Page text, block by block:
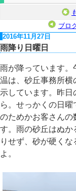
ブロ
2016年11月27日
雨降り日曜日
雨が降っています。
温は、砂丘事務所横
示しています。昨
ら。せっかくの日
のためかお客さんの
す。雨の砂丘はぬか
りせず、砂が硬く
よ。